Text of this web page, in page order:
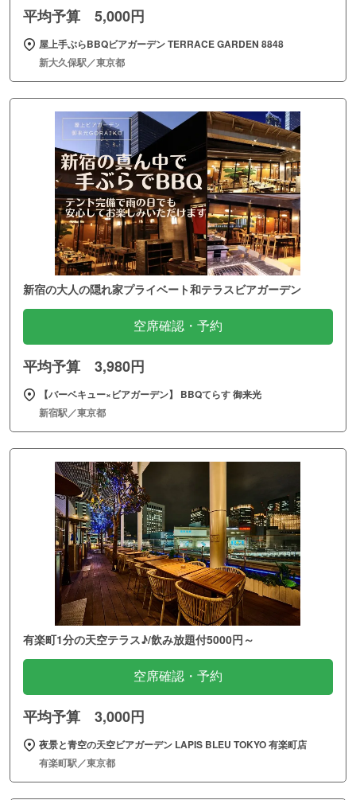
平均予算 5,000円
屋上手ぶらBBQビアガーデン TERRACE GARDEN 8848
新大久保駅／東京都
新宿の大人の隠れ家プライベート和テラスビアガーデン
空席確認・予約
平均予算 3,980円
【バーベキュー×ビアガーデン】 BBQてらす 御来光
新宿駅／東京都
有楽町1分の天空テラス♪/飲み放題付5000円～
空席確認・予約
平均予算 3,000円
夜景と青空の天空ビアガーデン LAPIS BLEU TOKYO 有楽町店
有楽町駅／東京都